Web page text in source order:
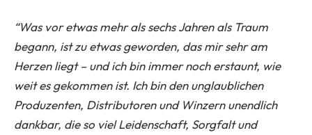
“Was vor etwas mehr als sechs Jahren als Traum
begann, ist zu etwas geworden, das mir sehr am
Herzen liegt – und ich bin immer noch erstaunt, wie
weit es gekommen ist. Ich bin den unglaublichen
Produzenten, Distributoren und Winzern unendlich
dankbar, die so viel Leidenschaft, Sorgfalt und